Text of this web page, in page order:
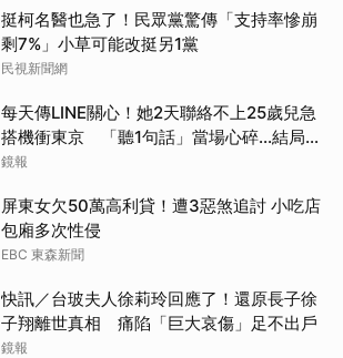
挺柯名醫也急了！民眾黨驚傳「支持率慘崩
剩7%」小草可能改挺另1黨
民視新聞網
每天傳LINE關心！她2天聯絡不上25歲兒急
搭機衝東京 「聽1句話」當場心碎...結局看
哭網
鏡報
屏東女欠50萬高利貸！遭3惡煞追討 小吃店
包廂多次性侵
EBC 東森新聞
快訊／台玻夫人徐莉玲回應了！還原長子徐
子翔離世真相 痛陷「巨大哀傷」足不出戶
鏡報